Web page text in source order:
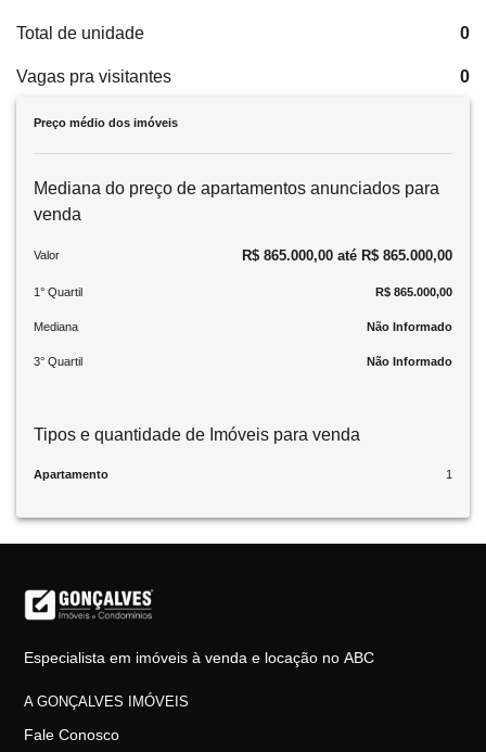
Total de unidade 0
Vagas pra visitantes 0
Preço médio dos imóveis
Mediana do preço de apartamentos anunciados para
venda
Valor R$ 865.000,00 até R$ 865.000,00
1° Quartil R$ 865.000,00
Mediana Não Informado
3° Quartil Não Informado
Tipos e quantidade de Imóveis para venda
Apartamento 1
Especialista em imóveis à venda e locação no ABC
A GONÇALVES IMÓVEIS
Fale Conosco